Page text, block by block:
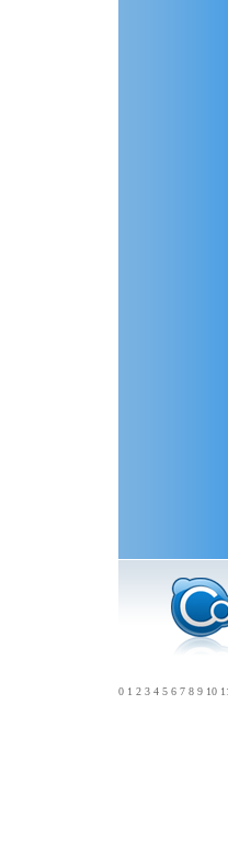
0 1 2 3 4 5 6 7 8 9 10 11